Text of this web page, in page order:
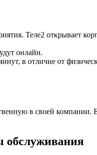
Теле2 открывает
онлайн.
в отличие от
в своей компании.
обслуживания